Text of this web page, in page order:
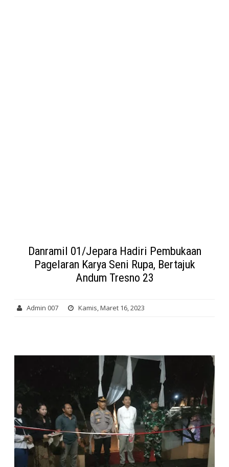
Danramil 01/Jepara Hadiri Pembukaan
Pagelaran Karya Seni Rupa, Bertajuk
Andum Tresno 23
Admin 007 Kamis, Maret 16, 2023